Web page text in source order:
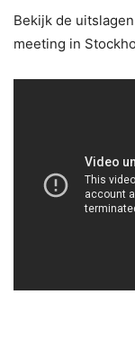
Bekijk de
meeting in